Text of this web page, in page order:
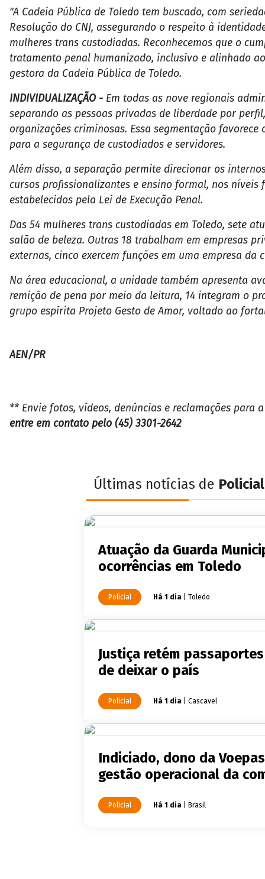
"A Cadeia Pública de Toledo tem buscado, com
Resolução do CNJ, assegurando o respeito à
mulheres trans custodiadas. Reconhecemos que o
tratamento penal humanizado, inclusivo e alinhado
gestora da Cadeia Pública de Toledo.
INDIVIDUALIZAÇÃO - Em todas as nove regionais
separando as pessoas privadas de liberdade por
organizações criminosas. Essa segmentação
para a segurança de custodiados e servidores.
Além disso, a separação permite direcionar os
cursos profissionalizantes e ensino formal, nos
estabelecidos pela Lei de Execução Penal.
Das 54 mulheres trans custodiadas em Toledo, sete
salão de beleza. Outras 18 trabalham em empresas
externas, cinco exercem funções em uma empresa
Na área educacional, a unidade também apresenta
remição de pena por meio da leitura, 14 integram o
grupo espírita Projeto Gesto de Amor, voltado ao
AEN/PR
** Envie fotos, vídeos, denúncias e reclamações para
entre em contato pelo (45) 3301-2642
Últimas notícias de Policial
Atuação da Guarda
ocorrências em Toledo
Policial Há 1 dia | Toledo
Justiça retém
de deixar o país
Policial Há 1 dia | Cascavel
Indiciado, dono da
gestão operacional da
Policial Há 1 dia | Brasil